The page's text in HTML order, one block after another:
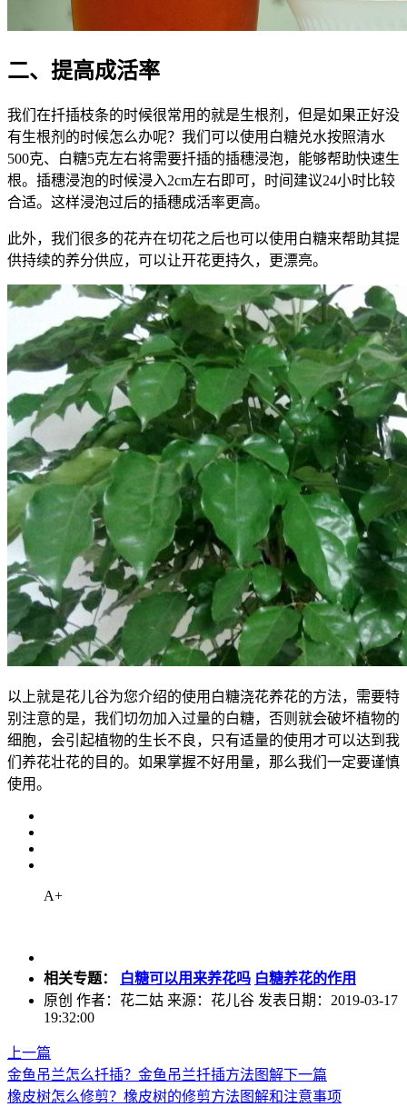
二、提高成活率
我们在扦插枝条的时候很常用的就是生根剂，但是如果正好没
有生根剂的时候怎么办呢？我们可以使用白糖兑水按照清水
500克、白糖5克左右将需要扦插的插穗浸泡，能够帮助快速生
根。插穗浸泡的时候浸入2cm左右即可，时间建议24小时比较
合适。这样浸泡过后的插穗成活率更高。
此外，我们很多的花卉在切花之后也可以使用白糖来帮助其提
供持续的养分供应，可以让开花更持久，更漂亮。
以上就是花儿谷为您介绍的使用白糖浇花养花的方法，需要特
别注意的是，我们切勿加入过量的白糖，否则就会破坏植物的
细胞，会引起植物的生长不良，只有适量的使用才可以达到我
们养花壮花的目的。如果掌握不好用量，那么我们一定要谨慎
使用。
A+
相关专题： 白糖可以用来养花吗 白糖养花的作用
原创 作者：花二姑 来源：花儿谷 发表日期：2019-03-17
19:32:00
上一篇
金鱼吊兰怎么扦插？金鱼吊兰扦插方法图解下一篇
橡皮树怎么修剪？橡皮树的修剪方法图解和注意事项